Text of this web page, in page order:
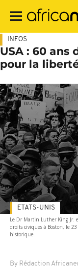
contenu
INFOS
USA : 60 ans
pour la
Le Dr Martin Luther King Jr.
droits civiques à Boston, le
historique.
By Rédaction
ETATS-UNIS